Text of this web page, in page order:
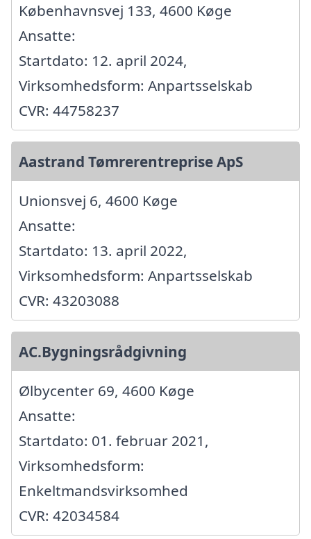
Københavnsvej 133, 4600 Køge
Ansatte:
Startdato: 12. april 2024,
Virksomhedsform: Anpartsselskab
CVR: 44758237
Aastrand Tømrerentreprise ApS
Unionsvej 6, 4600 Køge
Ansatte:
Startdato: 13. april 2022,
Virksomhedsform: Anpartsselskab
CVR: 43203088
AC.Bygningsrådgivning
Ølbycenter 69, 4600 Køge
Ansatte:
Startdato: 01. februar 2021,
Virksomhedsform:
Enkeltmandsvirksomhed
CVR: 42034584